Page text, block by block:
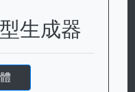
生成器
體